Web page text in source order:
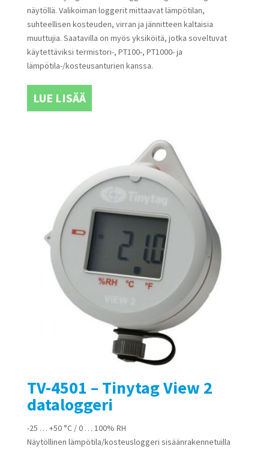
näytöllä. Valikoiman loggerit mittaavat lämpötilan,
suhteellisen kosteuden, virran ja jännitteen kaltaisia
muuttujia. Saatavilla on myös yksiköitä, jotka soveltuvat
käytettäviksi termistori-, PT100-, PT1000- ja
lämpötila-/kosteusanturien kanssa.
LUE LISÄÄ
TV-4501 – Tinytag View 2
dataloggeri
-25 … +50 °C / 0 … 100% RH
Näytöllinen lämpötila/kosteusloggeri sisäänrakennetuilla